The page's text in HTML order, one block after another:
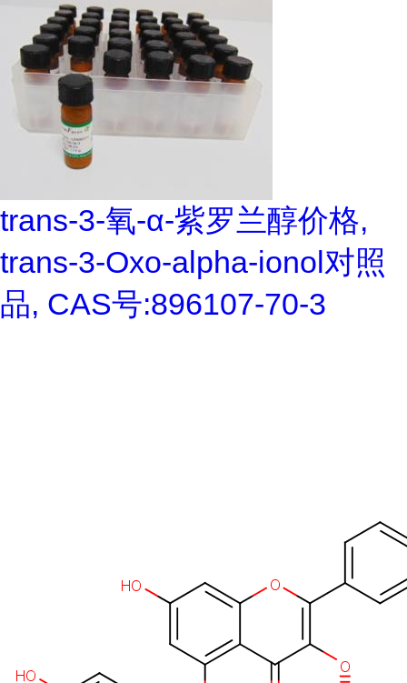
trans-3-氧-α-紫罗兰醇价格,
trans-3-Oxo-alpha-ionol对照
品, CAS号:896107-70-3